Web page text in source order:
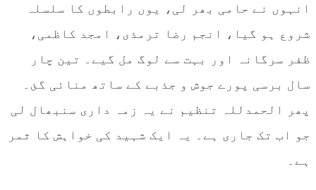
انہوں نے حامی بھر لی، یوں رابطوں کا سلسلہ
شروع ہو گیا، انجم رضا ترمذی، امجد کاظمی،
ظفر سرگانہ اور بہت سے لوگ مل گیے۔ تین چار
سال برسی پورے جوش و جذبے کے ساتھ منائی گئ۔
پھر الحمدللہ تنظیم نے یہ زمہ داری سنبھال لی
جو اب تک جاری ہے۔ یہ ایک شہید کی خواہش کا ثمر
ہے۔